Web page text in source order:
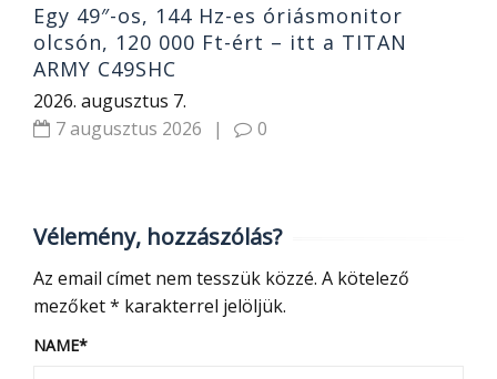
Egy 49″-os, 144 Hz-es óriásmonitor
olcsón, 120 000 Ft-ért – itt a TITAN
ARMY C49SHC
2026. augusztus 7.
7 augusztus 2026
| 0
Vélemény, hozzászólás?
Az email címet nem tesszük közzé. A kötelező
mezőket* karakterrel jelöljük.
NAME*